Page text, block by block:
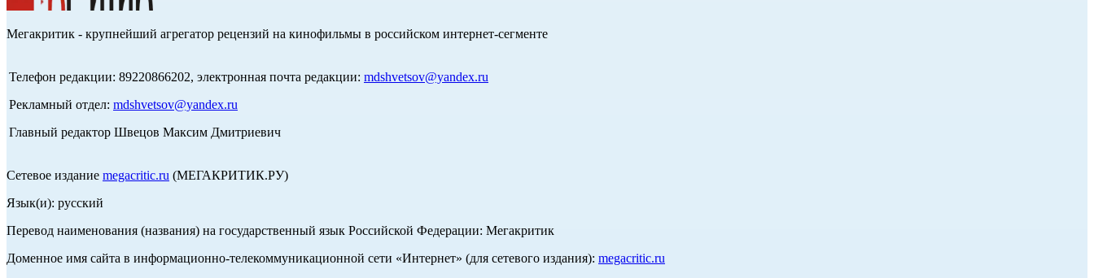
Мегакритик - крупнейший агрегатор рецензий на кинофильмы в российском интернет-сегменте
Телефон редакции: 89220866202, электронная почта редакции: mdshvetsov@yandex.ru
Рекламный отдел: mdshvetsov@yandex.ru
Главный редактор Швецов Максим Дмитриевич
Сетевое издание megacritic.ru (МЕГАКРИТИК.РУ)
Язык(и): русский
Перевод наименования (названия) на государственный язык Российской Федерации: Мегакритик
Доменное имя сайта в информационно-телекоммуникационной сети «Интернет» (для сетевого издания): megacritic.ru